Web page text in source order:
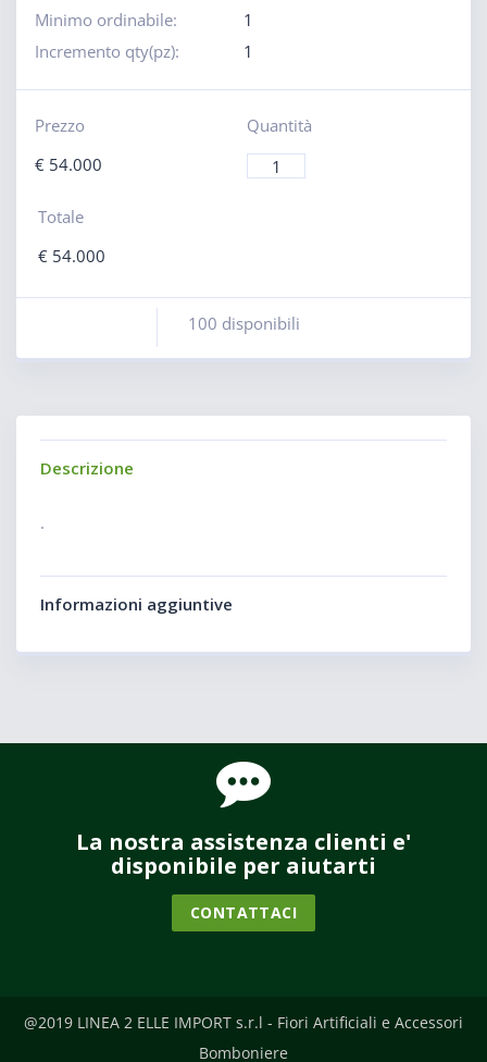
Minimo ordinabile:
1
Incremento qty(pz):
1
Prezzo
€54.000
Quantità
Totale
€54.000
100 disponibili
Descrizione
.
Informazioni aggiuntive
La nostra assistenza clienti e'
disponibile per aiutarti
CONTATTACI
@2019 LINEA 2 ELLE IMPORT s.r.l - Fiori Artificiali e Accessori
Bomboniere